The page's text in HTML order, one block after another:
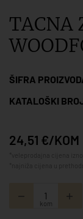
TACNA
ŠIFRA
KATALOŠKI
24,51 €/KOM
kom